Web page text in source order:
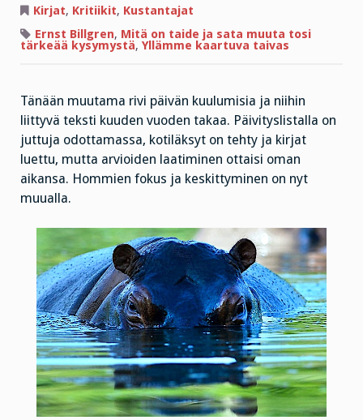
tiedän
teen
töitä
oikeiden
Kirjat, Kritiikit, Kustantajat
Ernst Billgren, Mitä on taide ja sata muuta tosi
tärkeää kysymystä, Yllämme kaartuva taivas
Tänään muutama rivi päivän kuulumisia ja niihin
liittyvä teksti kuuden vuoden takaa. Päivityslistalla on
juttuja odottamassa, kotiläksyt on tehty ja kirjat
luettu, mutta arvioiden laatiminen ottaisi oman
aikansa. Hommien fokus ja keskittyminen on nyt
muualla.